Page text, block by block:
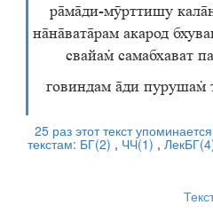
рмди-мӯрттишу
ннватрам акарод
свайа самабхават
говиндам ди пуруша
25 раз этот текст
текстам: БГ(2) , ЧЧ(1) ,